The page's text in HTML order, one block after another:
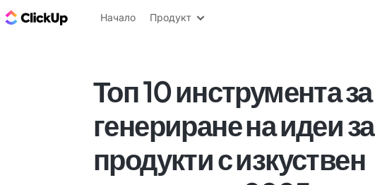
ClickUp блог
Начало Продукт
Топ 10 инструмента за
генериране на идеи за
продукти с изкуствен